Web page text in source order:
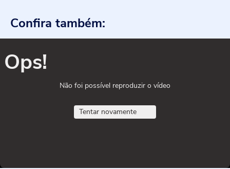
Confira também:
Ops!
Não foi possível reproduzir o vídeo
Tentar novamente